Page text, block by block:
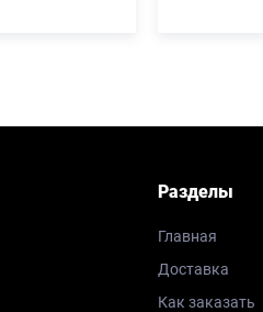
Разделы
Главная
Доставка
Как заказать